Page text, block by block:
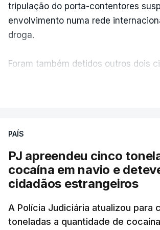
feira que cerca de 97% das
classificadas e que o processo está
"com normalidade e tranquilidade".
c/ Lusa
tripulação do porta-contentores
envolvimento numa rede
droga.
Foram também detidos outros dois
O elemento da tripulação
único detido que poderia dar mais
O corpo foi encontrado pelos
pelas 8h00 desta quarta-feira. A RTP
não existe videovigilância nas
PAÍS
PJ apreendeu cinco
cocaína em navio e
cidadãos estrangeiros
A Polícia Judiciária atualizou para
toneladas a quantidade de